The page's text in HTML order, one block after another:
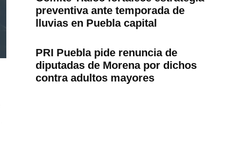
preventiva ante temporada de
lluvias en Puebla capital
PRI Puebla pide renuncia de
diputadas de Morena por dichos
contra adultos mayores